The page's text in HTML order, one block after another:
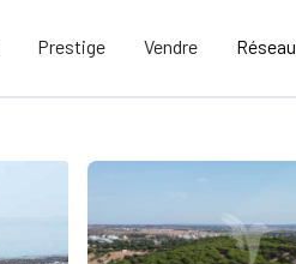
Prestige Vendre Réseau